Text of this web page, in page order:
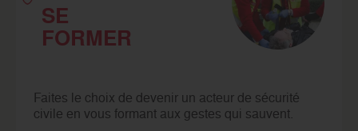
SE
FORMER
Faites le choix de devenir un acteur de sécurité
civile en vous formant aux gestes qui sauvent.